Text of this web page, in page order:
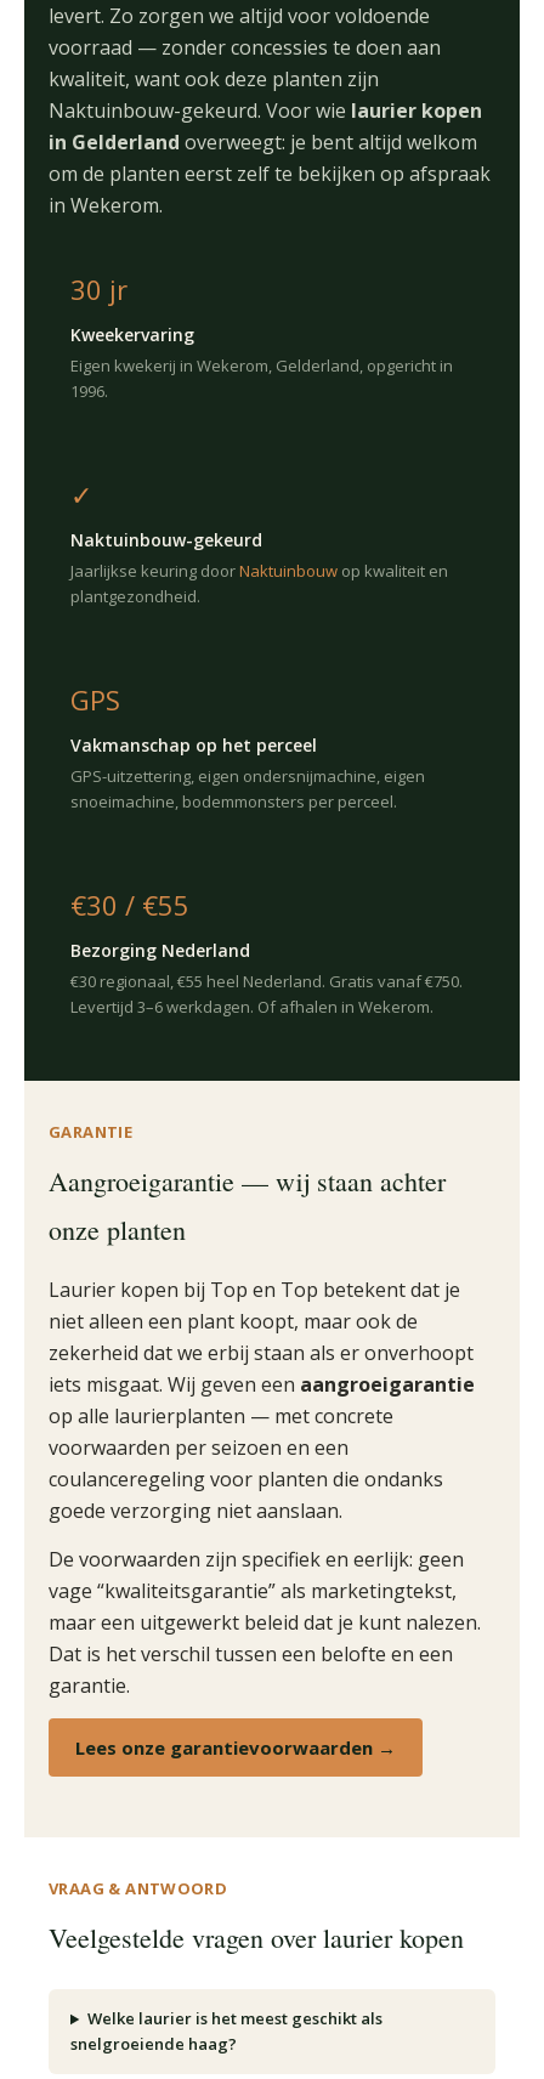
levert. Zo zorgen we altijd voor voldoende
voorraad — zonder concessies te doen aan
kwaliteit, want ook deze planten zijn
Naktuinbouw-gekeurd. Voor wie laurier kopen
in Gelderland overweegt: je bent altijd welkom
om de planten eerst zelf te bekijken op afspraak
in Wekerom.
30 jr
Kweekervaring
Eigen kwekerij in Wekerom, Gelderland, opgericht in
1996.
✓
Naktuinbouw-gekeurd
Jaarlijkse keuring doorNaktuinbouw op kwaliteit en
plantgezondheid.
GPS
Vakmanschap op het perceel
GPS-uitzettering, eigen ondersnijmachine, eigen
snoeimachine, bodemmonsters per perceel.
€30 / €55
Bezorging Nederland
€30 regionaal, €55 heel Nederland. Gratis vanaf €750.
Levertijd 3–6 werkdagen. Of afhalen in Wekerom.
GARANTIE
Aangroeigarantie — wij staan achter
onze planten
Laurier kopen bij Top en Top betekent dat je
niet alleen een plant koopt, maar ook de
zekerheid dat we erbij staan als er onverhoopt
iets misgaat. Wij geven een aangroeigarantie
op alle laurierplanten — met concrete
voorwaarden per seizoen en een
coulanceregeling voor planten die ondanks
goede verzorging niet aanslaan.
De voorwaarden zijn specifiek en eerlijk: geen
vage “kwaliteitsgarantie” als marketingtekst,
maar een uitgewerkt beleid dat je kunt nalezen.
Dat is het verschil tussen een belofte en een
garantie.
Lees onze garantievoorwaarden →
VRAAG & ANTWOORD
Veelgestelde vragen over laurier kopen
Welke laurier is het meest geschikt als
snelgroeiende haag?